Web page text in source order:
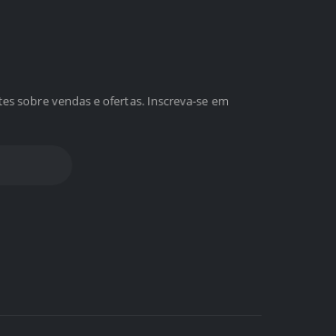
sobre vendas e ofertas. Inscreva-se em